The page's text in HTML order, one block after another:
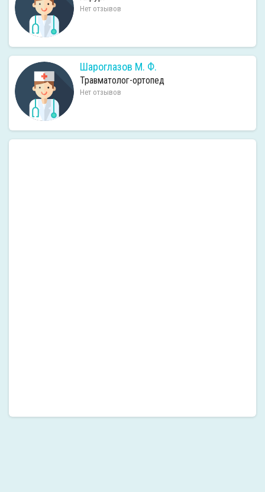
Нет отзывов
Шароглазов М. Ф.
Травматолог-ортопед
Нет отзывов